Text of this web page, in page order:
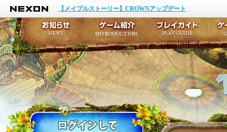
NEXON
【メイプルストーリー】CROWNアップデート
お知らせ
イベント
アップデート
メンテナンス
ゲーム紹介
キャラクター作成
テイルズ初級者講座
ここだけは知ってお